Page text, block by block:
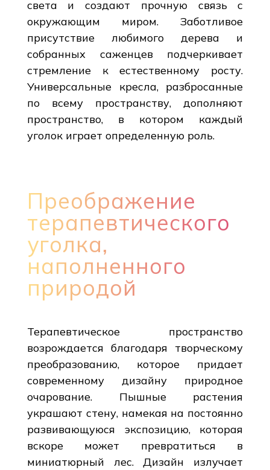
света и создают прочную связь с
окружающим миром. Заботливое
присутствие любимого дерева и
собранных саженцев подчеркивает
стремление к естественному росту.
Универсальные кресла, разбросанные
по всему пространству, дополняют
пространство, в котором каждый
уголок играет определенную роль.
Преображение
терапевтического
уголка,
наполненного
природой
Терапевтическое пространство
возрождается благодаря творческому
преобразованию, которое придает
современному дизайну природное
очарование. Пышные растения
украшают стену, намекая на постоянно
развивающуюся экспозицию, которая
вскоре может превратиться в
миниатюрный лес. Дизайн излучает